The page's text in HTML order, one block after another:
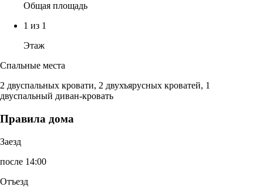
Общая площадь
1 из 1
Этаж
Спальные места
2 двуспальных кровати, 2 двухъярусных кроватей, 1
двуспальный диван-кровать
Правила дома
Заезд
после 14:00
Отъезд